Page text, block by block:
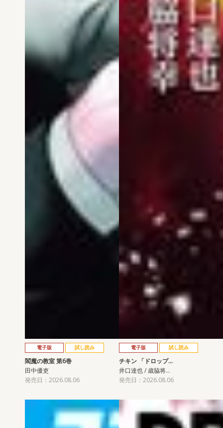
電子版 試し読み
閻魔の教室 第6巻
田中優吏
発売日：2026.08.06
電子版 試し読み
チキン 「ドロップ…
井口達也 / 歳脇将…
発売日：2026.08.06